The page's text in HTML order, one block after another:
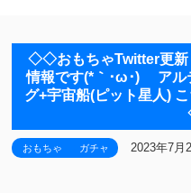
◇◇おもちゃTwitter更新
情報です(*｀･ω･)ゞ ア
グ+宇宙船(ピット星人)
おもちゃ ガチャ 2023年7月